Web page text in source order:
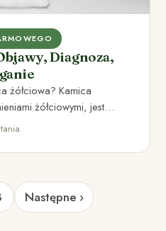
Diagnoza,
żółciowa? Kamica
żółciowymi, jest
obecności…
Następne ›